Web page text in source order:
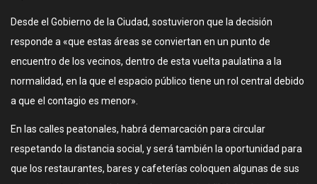
Desde el Gobierno de la Ciudad, sostuvieron que la decisión
responde a «que estas áreas se conviertan en un punto de
encuentro de los vecinos, dentro de esta vuelta paulatina a la
normalidad, en la que el espacio público tiene un rol central debido
a que el contagio es menor».
En las calles peatonales, habrá demarcación para circular
respetando la distancia social, y será también la oportunidad para
que los restaurantes, bares y cafeterías coloquen algunas de sus